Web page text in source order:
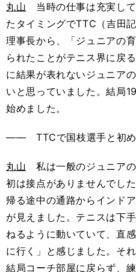
丸山 当時の仕事は充実し
たタイミングでTTC（吉田
理事長から、「ジュニアの
られたことがテニス界に戻
に結果が表れないジュニア
いと思っていました。結局
始めました。
―― TTCで国枝選手と初め
丸山 私は一般のジュニア
初は接点がありませんでし
帰る途中の通路からインド
が見えました。テニスは下
ねるように動いていて、直
に行く」と感じました。そ
結局コーチ部屋に戻らず、